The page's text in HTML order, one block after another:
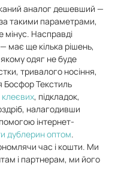
аналог дешевший —
такими параметрами,
мінус. Насправді
має ще кілька рішень,
одяг не буде
тривалого носіння,
Босфор Текстиль
клеєвих, підкладок,
налагодивши
інтернет-
дублерин оптом.
час і кошти. Ми
і партнерам, ми його